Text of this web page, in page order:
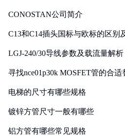
CONOSTAN公司简介
C13和C14插头国标与欧标的区别
LGJ-240/30导线参数及载流量解析
寻找nce01p30k MOSFET管的合
电梯的尺寸有哪些规格
镀锌方管尺寸一般有哪些
铝方管有哪些常见规格